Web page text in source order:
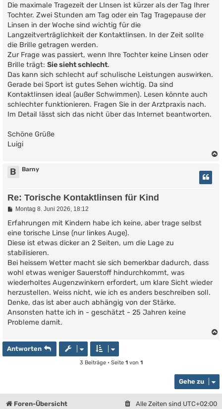
Die maximale Tragezeit der LInsen ist kürzer als der Tag Ihrer
Tochter. Zwei Stunden am Tag oder ein Tag Tragepause der
Linsen in der Woche sind wichtig für die
Langzeitverträglichkeit der Kontaktlinsen. In der Zeit sollte
die Brille getragen werden.
Zur Frage was passiert, wenn Ihre Tochter keine Linsen oder
Brille trägt: Sie sieht schlecht.
Das kann sich schlecht auf schulische Leistungen auswirken.
Gerade bei Sport ist gutes Sehen wichtig. Da sind
Kontaktlinsen ideal (außer Schwimmen). Lesen könnte auch
schlechter funktionieren. Fragen Sie in der Arztpraxis nach.
Im Detail lässt sich das nicht über das Internet beantworten.
Schöne Grüße
Luigi
B Barny
Re: Torische Kontaktlinsen für Kind
B
i
r
a
g
Montag 8. Juni 2026, 18:12
Erfahrungen mit Kindern habe ich keine, aber trage selbst
eine torische Linse (nur linkes Auge).
Diese ist etwas dicker an 2 Seiten, um die Lage zu
stabilisieren.
Bei heissem Wetter macht sie sich bemerkbar dadurch, dass
wohl etwas weniger Sauerstoff hindurchkommt, was
wiederholtes Augenzwinkern erfordert, um klare Sicht wieder
herzustellen. Weiss nicht, wie ich es anders beschreiben soll.
Denke, das ist aber auch abhängig von der Stärke.
Ansonsten hatte ich in - geschätzt - 25 Jahren keine
Probleme damit.
b
n
Antworten
3 Beiträge • Seite 1von 1
Gehe zu
Foren-Übersicht Alle Zeiten sind UTC+02:00